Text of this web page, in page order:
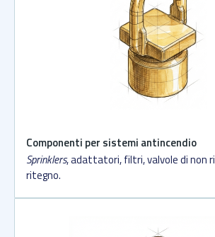
Componenti per sistemi antincendio
Sprinklers, adattatori, filtri, valvole di non
ritegno.